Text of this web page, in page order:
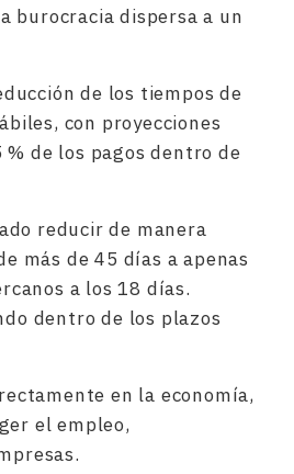
burocracia dispersa a un
de los tiempos de
con proyecciones
de los pagos dentro de
reducir de manera
más de 45 días a apenas
a los 18 días.
dentro de los plazos
en la economía,
el empleo,